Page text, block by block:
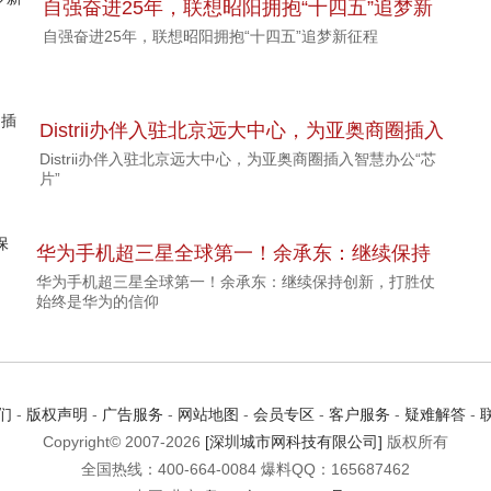
自强奋进25年，联想昭阳拥抱“十四五”追梦新
征程
自强奋进25年，联想昭阳拥抱“十四五”追梦新征程
Distrii办伴入驻北京远大中心，为亚奥商圈插入
智慧办公“芯片”
Distrii办伴入驻北京远大中心，为亚奥商圈插入智慧办公“芯
片”
华为手机超三星全球第一！余承东：继续保持
创新，打胜仗始终是华为的信仰
华为手机超三星全球第一！余承东：继续保持创新，打胜仗
始终是华为的信仰
- 版权声明 - 广告服务 - 网站地图 - 会员专区- 客户服务 - 疑难解答-
Copyright© 2007-2026 [深圳城市网科技有限公司] 版权所有
全国热线：400-664-0084 爆料QQ：165687462